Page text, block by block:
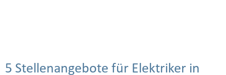
5 Stellenangebote für Elektriker in